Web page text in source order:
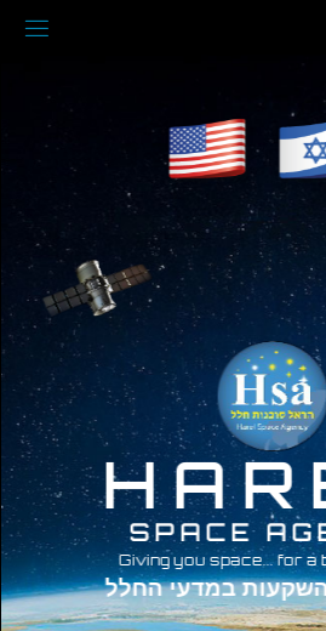
SPACE
במדעי החלל